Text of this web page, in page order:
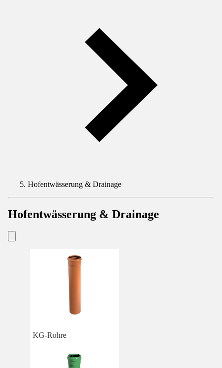
Hofentwässerung & Drainage
Hofentwässerung & Drainage
KG-Rohre